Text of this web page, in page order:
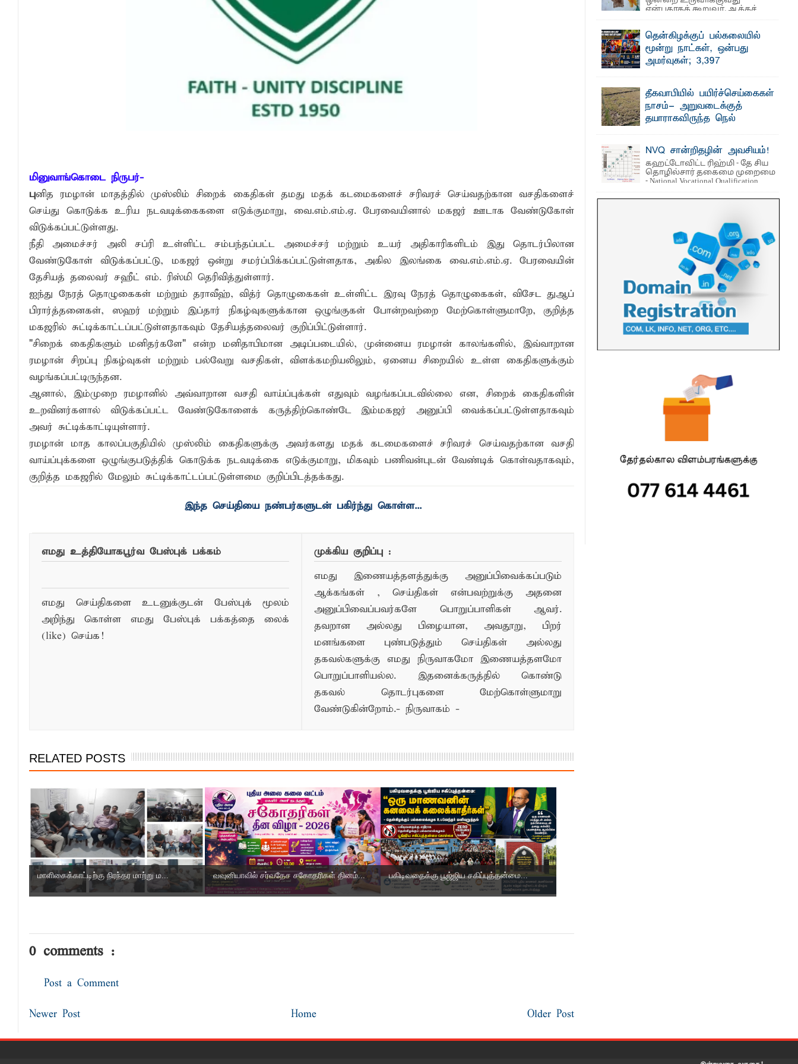
பாரம்பரிய அரசியலுக்கு முற்றுப்புள்ளியா? இடதுசாரிக் கொள்கையை நோக்கி வடகிழக்கு மக்கள்
2026 - 2027 இல் வலுவான El Niño உருவாகிறது: இலங்கை - இந்தியாவுக்கு வறட்சி, வெள்ளம் மற்றும் பருவமழை மாற்றங்களுக்கு முன்கூட்டிய
சுகாதார விதிமுறைகளை மீறிய வியாபாரிகளுக்கு எதிராகச் சட்ட நடவடிக்கை! மனித நுகர்வுக்குப் பொருத்தமற்ற உணவுகள் கைப்பற்றப்பட்டுக் அழிப்பு
மினுவாங்கொடை நிருபர்-
புனித ரமழான் மாதத்தில் முஸ்லிம் சிறைக் கைதிகள் தமது மதக் கடமைகளைச் சரிவரச் செய்வதற்கான வசதிகளைச்
செய்து கொடுக்க உரிய நடவடிக்கைகளை எடுக்குமாறு, வை.எம்.எம்.ஏ. பேரவையினால் மகஜர் ஊடாக வேண்டுகோள்
விடுக்கப்பட்டுள்ளது.
நீதி அமைச்சர் அலி சப்ரி உள்ளிட்ட சம்பந்தப்பட்ட அமைச்சர் மற்றும் உயர் அதிகாரிகளிடம் இது தொடர்பிலான
வேண்டுகோள் விடுக்கப்பட்டு, மகஜர் ஒன்று சமர்ப்பிக்கப்பட்டுள்ளதாக, அகில இலங்கை வை.எம்.எம்.ஏ. பேரவையின்
தேசியத் தலைவர் சஹீட் எம். ரிஸ்மி தெரிவித்துள்ளார்.
ஐந்து நேரத் தொழுகைகள் மற்றும் தராவீஹ், வித்ர் தொழுகைகள் உள்ளிட்ட இரவு நேரத் தொழுகைகள், விசேட துஆப்
பிரார்த்தனைகள், ஸஹர் மற்றும் இப்தார் நிகழ்வுகளுக்கான ஒழுங்குகள் போன்றவற்றை மேற்கொள்ளுமாறே, குறித்த
மகஜரில் சுட்டிக்காட்டப்பட்டுள்ளதாகவும் தேசியத்தலைவர் குறிப்பிட்டுள்ளார்.
"சிறைக் கைதிகளும் மனிதர்களே" என்ற மனிதாபிமான அடிப்படையில், முன்னைய ரமழான் காலங்களில், இவ்வாறான
ரமழான் சிறப்பு நிகழ்வுகள் மற்றும் பல்வேறு வசதிகள், விளக்கமறியலிலும், ஏனைய சிறையில் உள்ள கைதிகளுக்கும்
வழங்கப்பட்டிருந்தன.
ஆனால், இம்முறை ரமழானில் அவ்வாறான வசதி வாய்ப்புக்கள் எதுவும் வழங்கப்படவில்லை என, சிறைக் கைதிகளின்
உறவினர்களால் விடுக்கப்பட்ட வேண்டுகோளைக் கருத்திற்கொண்டே இம்மகஜர் அனுப்பி வைக்கப்பட்டுள்ளதாகவும்
அவர் சுட்டிக்காட்டியுள்ளார்.
ரமழான் மாத காலப்பகுதியில் முஸ்லிம் கைதிகளுக்கு அவர்களது மதக் கடமைகளைச் சரிவரச் செய்வதற்கான வசதி
வாய்ப்புக்களை ஒழுங்குபடுத்திக் கொடுக்க நடவடிக்கை எடுக்குமாறு, மிகவும் பணிவன்புடன் வேண்டிக் கொள்வதாகவும்,
குறித்த மகஜரில் மேலும் சுட்டிக்காட்டப்பட்டுள்ளமை குறிப்பிடத்தக்கது.
இந்த செய்தியை நண்பர்களுடன் பகிர்ந்து கொள்ள...
எமது உத்தியோகபூர்வ பேஸ்புக் பக்கம்
எமது செய்திகளை உடனுக்குடன் பேஸ்புக் மூலம்
அறிந்து கொள்ள எமது பேஸ்புக் பக்கத்தை லைக்
(like) செய்க!
முக்கிய குறிப்பு :
எமது இணையத்தளத்துக்கு அனுப்பிவைக்கப்படும்
ஆக்கங்கள் , செய்திகள் என்பவற்றுக்கு அதனை
அனுப்பிவைப்பவர்களே பொறுப்பாளிகள் ஆவர்.
தவறான அல்லது பிழையான, அவதூறு, பிறர்
மனங்களை புண்படுத்தும் செய்திகள் அல்லது
தகவல்களுக்கு எமது நிருவாகமோ இணையத்தளமோ
பொறுப்பாளியல்ல. இதனைக்கருத்தில் கொண்டு
தகவல் தொடர்புகளை மேற்கொள்ளுமாறு
வேண்டுகின்றோம்.- நிருவாகம் -
RELATED POSTS
மாளிகைக்காட்டிற்கு நிரந்தர மாற்று ம... வவுனியாவில் சர்வதேச சகோதரிகள் தினம்... பகிடிவதைக்கு பூஜ்ஜிய சகிப்புத்தன்மை...
0 comments :
Post a Comment
Newer Post Older Post
Home
என்பதாகக் கூறுவர். ஆக்கச்
சிந்தனை ...
தென்கிழக்குப் பல்கலையில்
மூன்று நாட்கள், ஒன்பது
அமர்வுகள்; 3,397
பட்டதாரிகளுக்கு பட்டங்கள் –
சிறந்த மாணவர்களுக்கு
தங்கப்பதக்கங்கள், நினைவுப் பதக்கங்கள்
மற்றும் சிறப்புப் பரிசுகள்
எம்.வை. அமீர்- ஒ லுவிலில் அமைந்துள்ள
தென்கிழக்குப் பல்கலைக்கழகத்தின்
தீகவாபியில் பயிர்ச்செய்கைகள்
நாசம்- அறுவடைக்குத்
தயாராகவிருந்த நெல்
காட்டு யானைகள்
பாறுக் ஷிஹான்- அ ம்பாறை மாவட்டத்தின்
தீகவாபி பிரதேசத்தில் அறுவடைக்குத்
தயாரான நிலையில் காணப்பட்ட பல ...
NVQ சான்றிதழின் அவசியம்!
கஹட்டோவிட்ட ரிஹ்மி - தே சிய
தொழில்சார் தகைமை முறைமை
- National Vocational Qualification
(NVQ) ...